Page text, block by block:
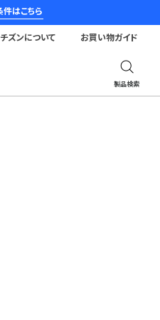
はこちら
製品検索
ズンについて お買い物ガイド